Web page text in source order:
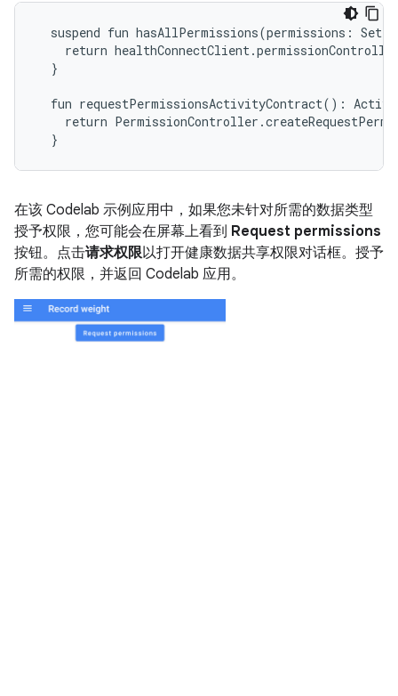
suspend fun hasAllPermissions(permissions:
return
  }
fun requestPermissionsActivityContract():
return
在该 Codelab 示例应用中，如果您未针对所需的数据类型
授予权限，您可能会在屏幕上看到 Request permissions
按钮。点击请求权限以打开健康数据共享权限对话框。授予
所需的权限，并返回 Codelab 应用。